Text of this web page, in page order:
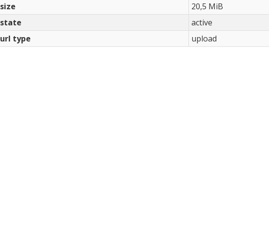
size
20,5 MiB
state
active
url type
upload